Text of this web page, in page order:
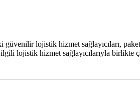
güvenilir lojistik hizmet sağlayıcıları,
lojistik hizmet sağlayıcılarıyla birlikte